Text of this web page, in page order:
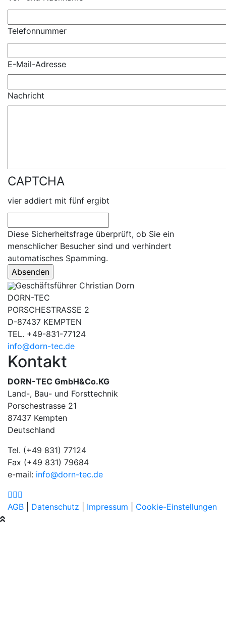
Telefonnummer
E-Mail-Adresse
Nachricht
CAPTCHA
vier addiert mit fünf ergibt
Diese Sicherheitsfrage überprüft, ob Sie ein
menschlicher Besucher sind und verhindert
automatisches Spamming.
Geschäftsführer Christian Dorn
DORN-TEC
PORSCHESTRASSE 2
D-87437 KEMPTEN
TEL. +49-831-77124
info@dorn-tec.de
Kontakt
DORN-TEC GmbH&Co.KG
Land-, Bau- und Forsttechnik
Porschestrasse 21
87437 Kempten
Deutschland
Tel. (+49 831) 77124
Fax (+49 831) 79684
e-mail: info@dorn-tec.de
AGB Datenschutz Impressum Cookie-Einstellungen